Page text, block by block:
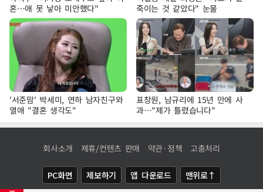
혼…애 못 낳아 미안했다"
죽이는 것 같았다" 눈물
'서준맘' 박세미, 연하 남자친구와
열애 "결혼 생각도"
표창원, 남규리에 15년 만에 사
과…"제가 틀렸습니다"
회사소개 제휴/컨텐츠 판매 약관·정책 고충처리
PC화면 제보하기 앱 다운로드 맨위로↑